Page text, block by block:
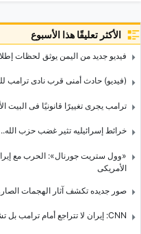
الأكثر تعليقًا هذا الأسبوع
فیدیو جدید من الیمن یوثق لحظات
(فیدیو) حادث أمنی قرب نادی ترامب
ترامب یجری تغییرًا قانونیًا فی
خرائط إسرائیلیه تثیر غضب حزب الله..
«وول ستریت جورنال»: الحرب مع
الأمریکی
صور جدیده تکشف آثار الهجمات
CNN: إیران لا تتراجع أمام ترامب بل تشدد مطالبها بشأن مضیق هرمز